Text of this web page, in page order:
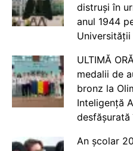
distruși în
anul 1944
Universității
ULTIMĂ
medalii de
bronz la
Inteligență
desfășurată
An școlar